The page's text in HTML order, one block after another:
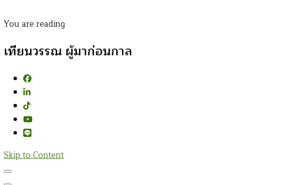
You are reading
เทียนวรรณ ผู้มาก่อนกาล
Skip to Content